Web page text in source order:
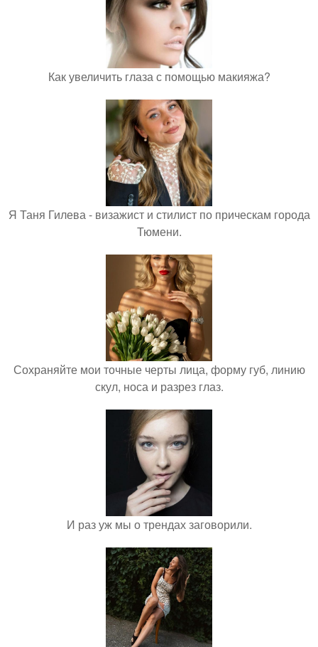
Как увеличить глаза с помощью макияжа?
Я Таня Гилева - визажист и стилист по прическам города
Тюмени.
Сохраняйте мои точные черты лица, форму губ, линию
скул, носа и разрез глаз.
И раз уж мы о трендах заговорили.